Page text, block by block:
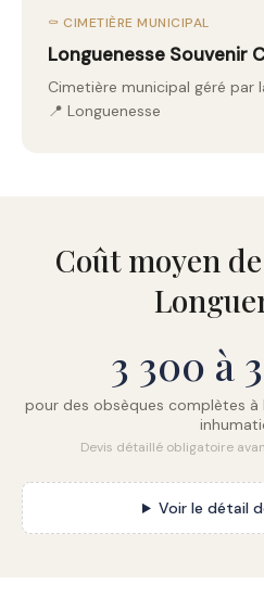
⚰️ CIMETIÈRE MUNICIPAL
Longuenesse Souvenir
Cimetière municipal géré par
📍 Longuenesse
Coût moyen
3 300 à
pour des obsèques complètes à
Devis détaillé obligatoire
Voir le détail